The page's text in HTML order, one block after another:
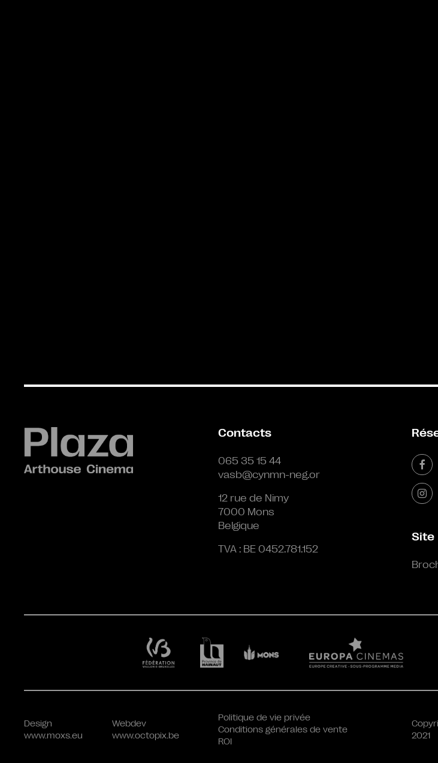
Contacts
065 35 15 44
vasb@cynmn-neg.or
12 rue de Nimy
7000 Mons
Belgique
TVA : BE 0452.781.152
Site
Design
www.moxs.eu
Webdev
www.octopix.be
Politique de vie privée
Conditions générales de vente
ROI
2021